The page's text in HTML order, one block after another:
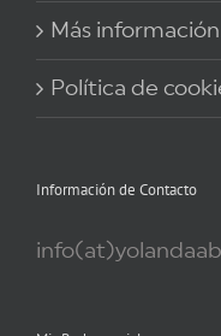
Más
Política de
Información de Contacto